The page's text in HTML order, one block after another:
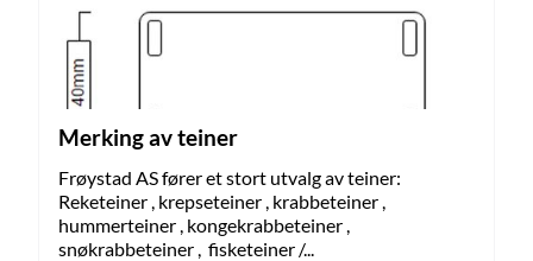
Merking av teiner
Frøystad AS fører et stort utvalg av teiner:
Reketeiner , krepseteiner , krabbeteiner ,
hummerteiner , kongekrabbeteiner ,
snøkrabbeteiner , fisketeiner /...